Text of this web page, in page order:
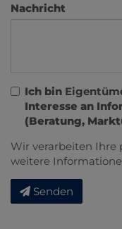
Nachricht
Ich bin
Interesse an
(Beratung,
Wir verarbeiten Ihre
weitere
Senden